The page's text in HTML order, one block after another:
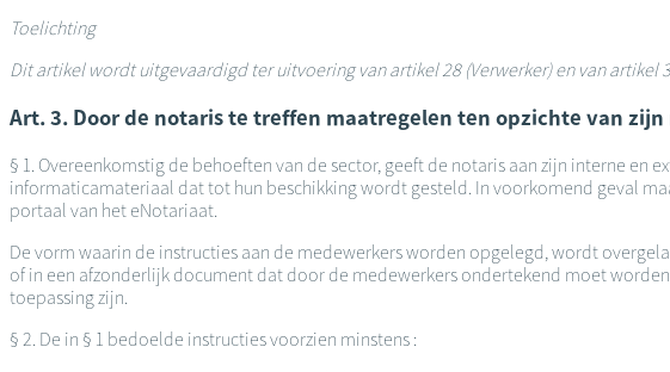
Toelichting
Dit artikel wordt uitgevaardigd ter uitvoering van artikel 28 (Verwerker) en van artikel
Art. 3. Door de notaris te treffen maatregelen ten opzichte van zijn
§ 1. Overeenkomstig de behoeften van de sector, geeft de notaris aan zijn interne
informaticamateriaal dat tot hun beschikking wordt gesteld. In voorkomend geval
portaal van het eNotariaat.
De vorm waarin de instructies aan de medewerkers worden opgelegd, wordt
of in een afzonderlijk document dat door de medewerkers ondertekend moet
toepassing zijn.
§ 2. De in § 1 bedoelde instructies voorzien minstens :